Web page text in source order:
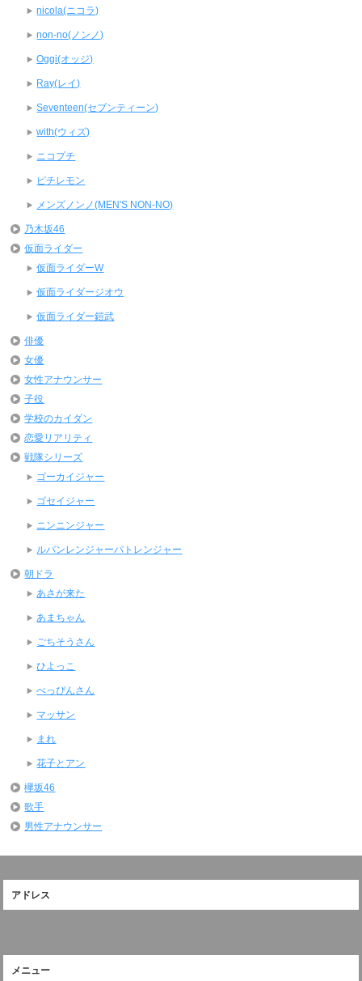
nicola(ニコラ)
non-no(ノンノ)
Oggi(オッジ)
Ray(レイ)
Seventeen(セブンティーン)
with(ウィズ)
ニコプチ
ピチレモン
メンズノンノ(MEN'S NON-NO)
乃木坂46
仮面ライダー
仮面ライダーW
仮面ライダージオウ
仮面ライダー鎧武
俳優
女優
女性アナウンサー
子役
学校のカイダン
恋愛リアリティ
戦隊シリーズ
ゴーカイジャー
ゴセイジャー
ニンニンジャー
ルパンレンジャーパトレンジャー
朝ドラ
あさが来た
あまちゃん
ごちそうさん
ひよっこ
べっぴんさん
マッサン
まれ
花子とアン
欅坂46
歌手
男性アナウンサー
アドレス
メニュー